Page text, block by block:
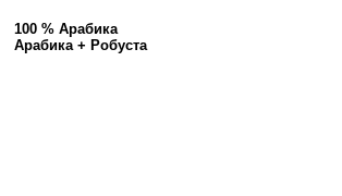
100 % Арабика
Арабика + Робуста